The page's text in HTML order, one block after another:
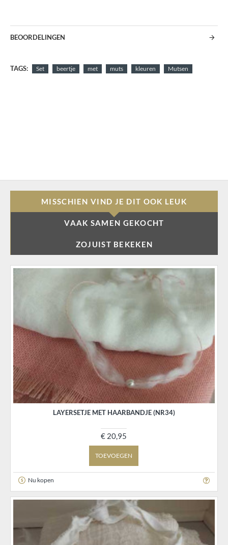
BEOORDELINGEN
TAGS: Set beertje met muts kleuren Mutsen
MISSCHIEN VIND JE DIT OOK LEUK
VAAK SAMEN GEKOCHT
ZOJUIST BEKEKEN
LAYERSETJE MET HAARBANDJE (NR34)
€ 20,95
TOEVOEGEN
Nu kopen